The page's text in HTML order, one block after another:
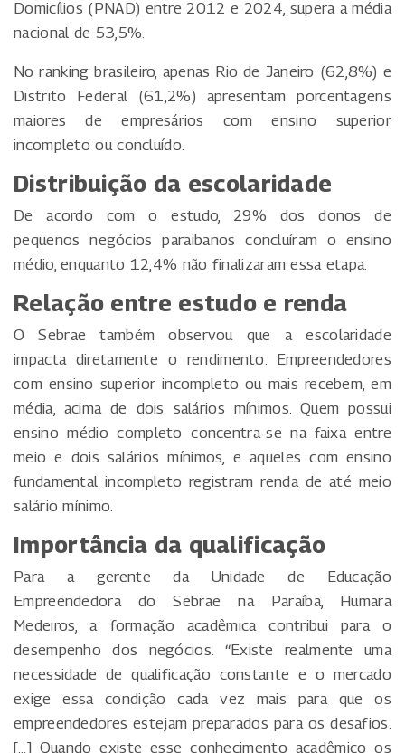
Domicílios (PNAD) entre 2012 e 2024, supera a média
nacional de 53,5%.
No ranking brasileiro, apenas Rio de Janeiro (62,8%) e
Distrito Federal (61,2%) apresentam porcentagens
maiores de empresários com ensino superior
incompleto ou concluído.
Distribuição da escolaridade
De acordo com o estudo, 29% dos donos de
pequenos negócios paraibanos concluíram o ensino
médio, enquanto 12,4% não finalizaram essa etapa.
Relação entre estudo e renda
O Sebrae também observou que a escolaridade
impacta diretamente o rendimento. Empreendedores
com ensino superior incompleto ou mais recebem, em
média, acima de dois salários mínimos. Quem possui
ensino médio completo concentra-se na faixa entre
meio e dois salários mínimos, e aqueles com ensino
fundamental incompleto registram renda de até meio
salário mínimo.
Importância da qualificação
Para a gerente da Unidade de Educação
Empreendedora do Sebrae na Paraíba, Humara
Medeiros, a formação acadêmica contribui para o
desempenho dos negócios. “Existe realmente uma
necessidade de qualificação constante e o mercado
exige essa condição cada vez mais para que os
empreendedores estejam preparados para os desafios.
[…] Quando existe esse conhecimento acadêmico os